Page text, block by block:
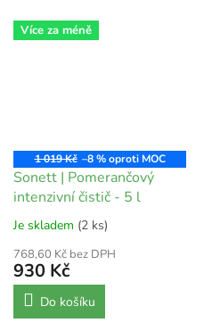
Více za méně
1 019 Kč –8 %
Sonett | Pomerančový
intenzivní čistič - 5 l
Je skladem (2 ks)
768,60 Kč bez DPH
930 Kč
Do košíku